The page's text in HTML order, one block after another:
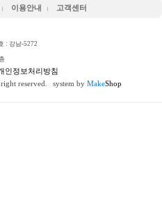
이용안내 고객센터
: 강남-5272
인정보처리방침
reserved.
system by MakeShop